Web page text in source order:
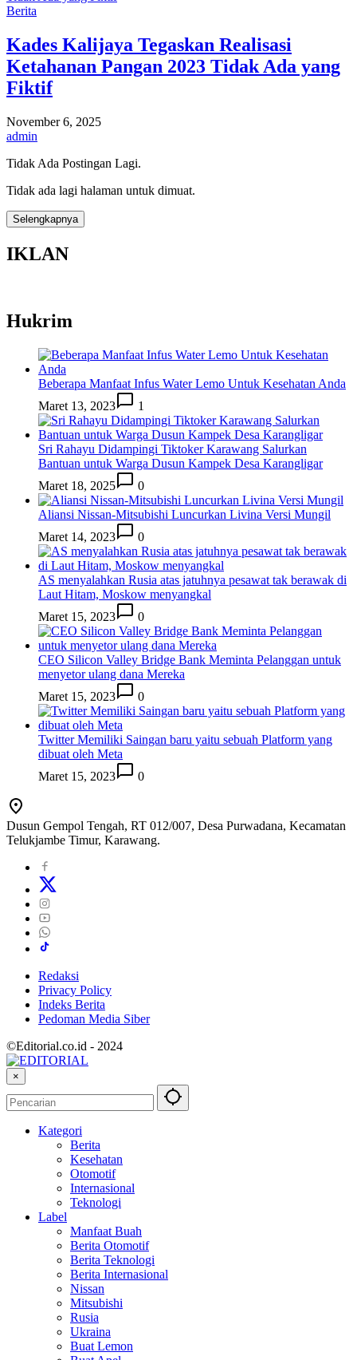
Berita
Kades Kalijaya Tegaskan Realisasi
Ketahanan Pangan 2023 Tidak Ada yang
Fiktif
November 6, 2025
admin
Tidak Ada Postingan Lagi.
Tidak ada lagi halaman untuk dimuat.
Selengkapnya
IKLAN
Hukrim
Beberapa Manfaat Infus Water Lemo Untuk Kesehatan Anda
Maret 13, 2023
1
Sri Rahayu Didampingi Tiktoker Karawang Salurkan
Bantuan untuk Warga Dusun Kampek Desa Karangligar
Maret 18, 2025
0
Aliansi Nissan-Mitsubishi Luncurkan Livina Versi Mungil
Maret 14, 2023
0
AS menyalahkan Rusia atas jatuhnya pesawat tak berawak di
Laut Hitam, Moskow menyangkal
Maret 15, 2023
0
CEO Silicon Valley Bridge Bank Meminta Pelanggan untuk
menyetor ulang dana Mereka
Maret 15, 2023
0
Twitter Memiliki Saingan baru yaitu sebuah Platform yang
dibuat oleh Meta
Maret 15, 2023
0
Dusun Gempol Tengah, RT 012/007, Desa Purwadana, Kecamatan
Telukjambe Timur, Karawang.
Redaksi
Privacy Policy
Indeks Berita
Pedoman Media Siber
©Editorial.co.id - 2024
×
Kategori
Berita
Kesehatan
Otomotif
Internasional
Teknologi
Label
Manfaat Buah
Berita Otomotif
Berita Teknologi
Berita Internasional
Nissan
Mitsubishi
Rusia
Ukraina
Buat Lemon